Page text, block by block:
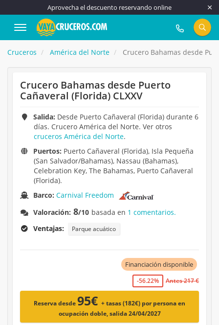
Aprovecha el descuento reservando online
917 815 555
Cruceros América del Norte Crucero Bahamas desde
Crucero Bahamas desde Puerto
Cañaveral (Florida) CLXXV
Salida: Desde Puerto Cañaveral (Florida) durante 6
días. Crucero América del Norte. Ver otros
cruceros América del Norte.
Puertos: Puerto Cañaveral (Florida), Isla Pequeña
(San Salvador/Bahamas), Nassau (Bahamas),
Celebration Key, The Bahamas, Puerto Cañaveral
(Florida).
Barco:Carnival Freedom
Valoración: 8/10 basada en 1 comentarios.
Ventajas:
Parque acuático
Financiación disponible
-56.22% Antes 217 €
Reserva desde95€ + tasas (182€) por persona en
ocupación doble, salida 24/04/2027